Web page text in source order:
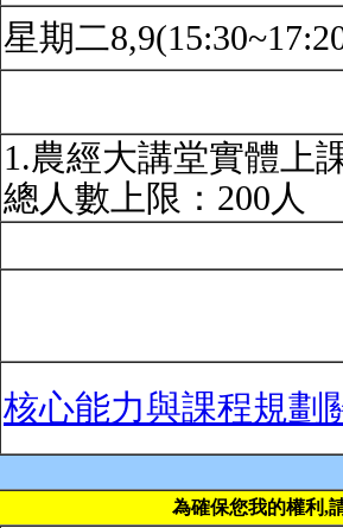
星期二
1.農經大講堂實體上
總人數上限：200人
核心能力與課程規劃
為確保您我的權利,